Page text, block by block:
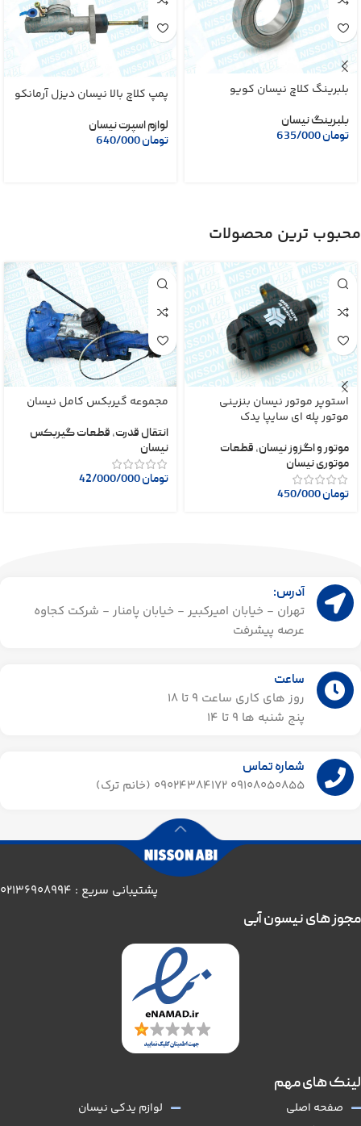
بلبرینگ کلاچ نیسان کویو
بلبرینگ نیسان
تومان
پمپ کلاچ بالا نیسان دیزل آرمانکو
لوازم اسپرت نیسان
تومان
محبوب ترین محصولات
استوپر موتور نیسان بنزینی
موتور پله ای سایپا یدک
موتور و اگزوز نیسان, قطعات
موتوری نیسان
تومان
مجموعه گیربکس کامل نیسان
انتقال قدرت, قطعات گیربکس
نیسان
تومان
آدرس:
تهران - خیابان امیرکبیر - خیابان پامنار - شرکت کجاوه
عرصه پیشرفت
ساعت
روز های کاری ساعت ۹ تا 18
پنج شنبه ها 9 تا 14​
شماره تماس
09108050855 09024384172 (خانم ترک)
پشتیبانی سریع : 02136908994
لینک های مهم
صفحه اصلی
لوازم یدکی نیسان
مجوز های نیسون آبی